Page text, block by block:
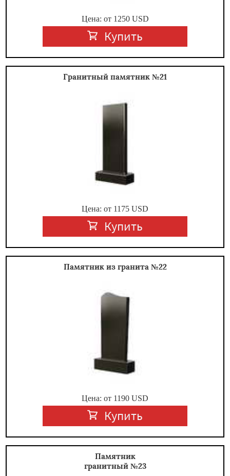
Цена: от 1250USD
Купить
Гранитный памятник №21
Цена: от 1175 USD
Купить
Памятник из гранита №22
Цена: от 1190 USD
Купить
Памятник
гранитный №23